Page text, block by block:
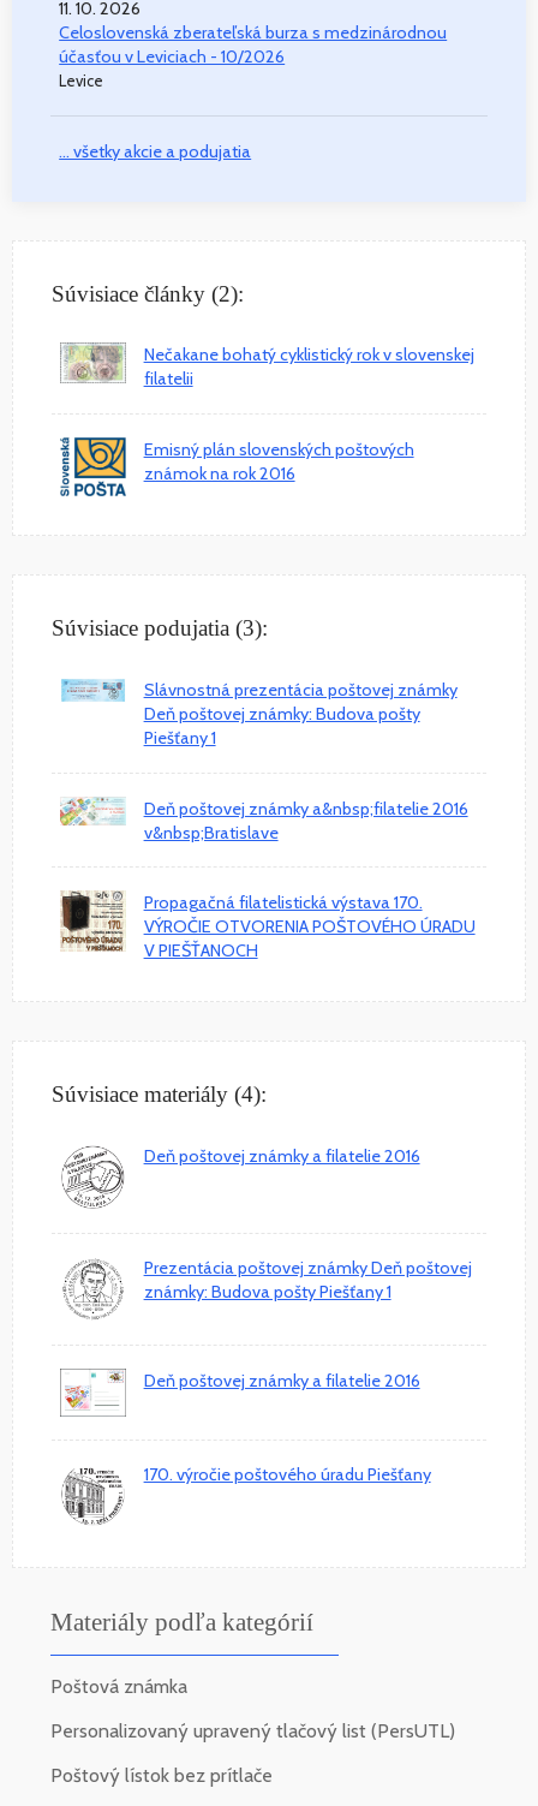
11. 10. 2026
Celoslovenská zberateľská burza s medzinárodnou
účasťou v Leviciach - 10/2026
Levice
... všetky akcie a podujatia
Súvisiace články (2):
Nečakane bohatý cyklistický rok v slovenskej
filatelii
Emisný plán slovenských poštových
známok na rok 2016
Súvisiace podujatia (3):
Slávnostná prezentácia poštovej známky
Deň poštovej známky: Budova pošty
Piešťany 1
Deň poštovej známky a&nbsp;filatelie 2016
v&nbsp;Bratislave
Propagačná filatelistická výstava 170.
VÝROČIE OTVORENIA POŠTOVÉHO ÚRADU
V PIEŠŤANOCH
Súvisiace materiály (4):
Deň poštovej známky a filatelie 2016
Prezentácia poštovej známky Deň poštovej
známky: Budova pošty Piešťany 1
Deň poštovej známky a filatelie 2016
170. výročie poštového úradu Piešťany
Materiály podľa kategórií
Poštová známka
Personalizovaný upravený tlačový list (PersUTL)
Poštový lístok bez prítlače